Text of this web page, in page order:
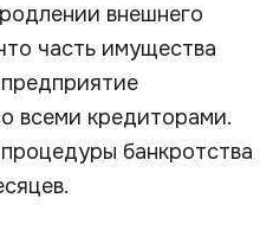
внешнего
часть имущества
всеми кредиторами.
банкротства